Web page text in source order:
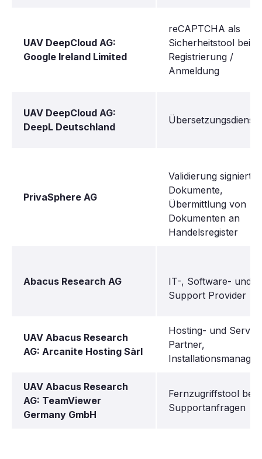
UAV DeepCloud AG:
Google Ireland Limited
reCAPTCHA als
Sicherheitstool bei
Registrierung /
Anmeldung
UAV DeepCloud AG:
DeepL Deutschland
Übersetzungsdienst
PrivaSphere AG
Validierung signierter
Dokumente,
Übermittlung von
Dokumenten an
Handelsregister
Abacus Research AG
IT-, Software- und
Support Provider
UAV Abacus Research
AG: Arcanite Hosting Sàrl
Hosting- und Service
Partner,
UAV Abacus Research
AG: TeamViewer
Germany GmbH
Fernzugriffstool bei
Supportanfragen